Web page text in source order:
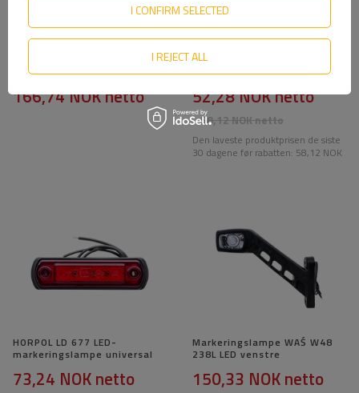
LED høyre markeringslykt på
kort arm
166,74 NOKnetto
markeringslampe universal
58,12 NOKnetto
52,28 NOKnetto
Den laveste produktprisen de siste
30 dagene før rabatten: 58,12 NOK
HORPOL LD 677 LED-
markeringslampe universal
73,24 NOKnetto
Markeringslampe WAŚ W48
238L LED venstre
150,33 NOKnetto
I CONFIRM SELECTED
I REJECT ALL